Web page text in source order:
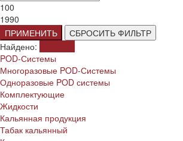
100
1990
ПРИМЕНИТЬ
СБРОСИТЬ ФИЛЬТР
Найдено:
POD-Системы
Многоразовые POD-Системы
Одноразовые POD системы
Комплектующие
Жидкости
Кальянная продукция
Табак кальянный